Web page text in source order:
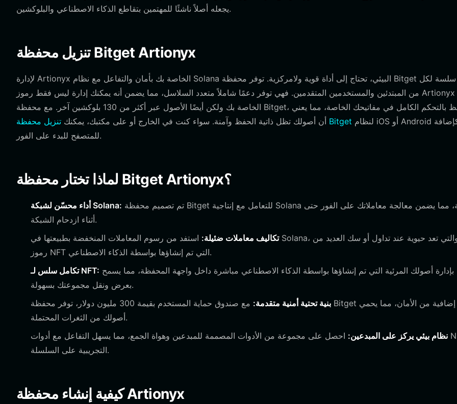
يجعله أصلاً ناشئًا للمهتمين بتقاطع الذكاء الاصطناعي والبلوكشين.
تنزيل محفظة Bitget Artionyx
لإدارة Artionyx الخاصة بك بأمان والتفاعل مع نظام Solana البيئي، تحتاج إلى أداة قوية ولامركزية. توفر محفظة Bitget تجربة سلسة لكل
من المبتدئين والمستخدمين المتقدمين. فهي توفر دعمًا شاملاً متعدد السلاسل، مما يضمن أنه يمكنك إدارة ليس فقط رموز Artionyx
الخاصة بك ولكن أيضًا الأصول عبر أكثر من 130 بلوكشين آخر. مع محفظة Bitget، تحتفظ بالتحكم الكامل في مفاتيحك الخاصة، مما يعني
أن أصولك تظل ذاتية الحفظ وآمنة. سواء كنت في الخارج أو على مكتبك، يمكنك تنزيل محفظة Bitget
للمتصفح للبدء على الفور.
لماذا تختار محفظة Bitget Artionyx؟
أداء محسّن لشبكة Solana:
أثناء ازدحام الشبكة.
تكاليف معاملات ضئيلة: استفد من رسوم المعاملات المنخفضة بطبيعتها في Solana، والتي تعد حيوية عند تداول أو سك العديد من
رموز NFT التي تم إنشاؤها بواسطة الذكاء الاصطناعي.
تكامل سلس لـ NFT:
بعرض ونقل مجموعتك بسهولة.
بنية تحتية أمنية متقدمة:
مع صندوق حماية المستخدم بقيمة 300 مليون دولار، توفر محفظة Bitget طبقة إضافية من الأمان، مما يحمي
أصولك من الثغرات المحتملة.
نظام بيئي يركز على المبدعين: احصل على مجموعة من الأدوات المصممة للمبدعين وهواة الجمع، مما يسهل التفاعل مع أدوات NFT
التجريبية على السلسلة.
كيفية إنشاء محفظة Artionyx